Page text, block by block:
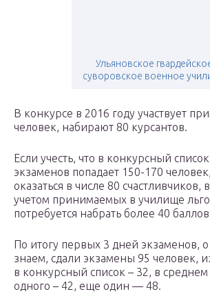
Ульяновское
суворовское военное
В конкурсе в 2016 году участвует
человек, набирают 80 курсантов.
Если учесть, что в конкурсный
экзаменов попадает 150-170
оказаться в числе 80 счастливчиков,
учетом принимаемых в училище
потребуется набрать более 40
По итогу первых 3 дней экзаменов,
знаем, сдали экзамены 95 человек,
в конкурсный список – 32, в
одного – 42, еще один — 48.